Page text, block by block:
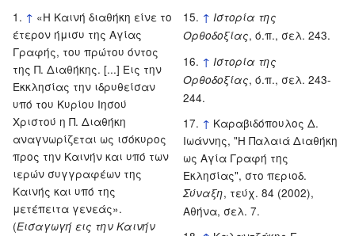
↑ «Η Καινή διαθήκη είνε το
έτερον ήμισυ της Αγίας
Γραφής, του πρώτου όντος
της Π. Διαθήκης. [...] Εις την
Εκκλησίας την ιδρυθείσαν
υπό του Κυρίου Ιησού
Χριστού η Π. Διαθήκη
αναγνωρίζεται ως ισόκυρος
προς την Καινήν και υπό των
ιερών συγγραφέων της
Καινής και υπό της
μετέπειτα γενεάς».
(Εισαγωγή εις την Καινήν
↑ Ιστορία της
Ορθοδοξίας, ό.π., σελ. 243.
↑ Ιστορία της
Ορθοδοξίας, ό.π., σελ. 243-
244.
↑ Καραβιδόπουλος Δ.
Ιωάννης, "Η Παλαιά Διαθήκη
ως Αγία Γραφή της
Εκλησίας", στο περιοδ.
Σύναξη, τεύχ. 84 (2002),
Αθήνα, σελ. 7.